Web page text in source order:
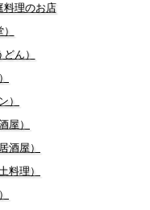
料理のお店
ん）
）
屋）
酒屋）
料理）